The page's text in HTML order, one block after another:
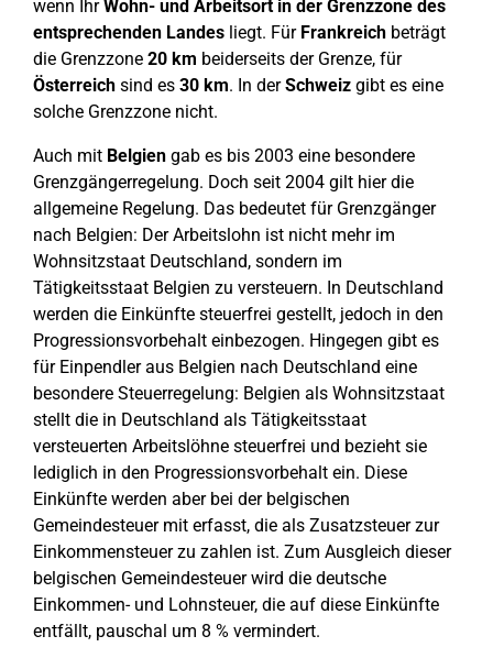
wenn IhrWohn- und Arbeitsort in der Grenzzone des
entsprechenden Landes liegt. Für Frankreich beträgt
die Grenzzone 20 km beiderseits der Grenze, für
Österreich sind es 30 km. In derSchweiz gibt es eine
solche Grenzzone nicht.
Auch mit Belgien gab es bis 2003 eine besondere
Grenzgängerregelung. Doch seit 2004 gilt hier die
allgemeine Regelung. Das bedeutet für Grenzgänger
nach Belgien: Der Arbeitslohn ist nicht mehr im
Wohnsitzstaat Deutschland, sondern im
Tätigkeitsstaat Belgien zu versteuern. In Deutschland
werden die Einkünfte steuerfrei gestellt, jedoch in den
Progressionsvorbehalt einbezogen. Hingegen gibt es
für Einpendler aus Belgien nach Deutschland eine
besondere Steuerregelung: Belgien als Wohnsitzstaat
stellt die in Deutschland als Tätigkeitsstaat
versteuerten Arbeitslöhne steuerfrei und bezieht sie
lediglich in den Progressionsvorbehalt ein. Diese
Einkünfte werden aber bei der belgischen
Gemeindesteuer mit erfasst, die als Zusatzsteuer zur
Einkommensteuer zu zahlen ist. Zum Ausgleich dieser
belgischen Gemeindesteuer wird die deutsche
Einkommen- und Lohnsteuer, die auf diese Einkünfte
entfällt, pauschal um 8 % vermindert.